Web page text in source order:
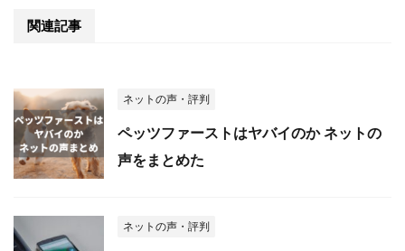
関連記事
ネットの声・評判
ペッツファーストはヤバイのか ネットの
声をまとめた
ネットの声・評判